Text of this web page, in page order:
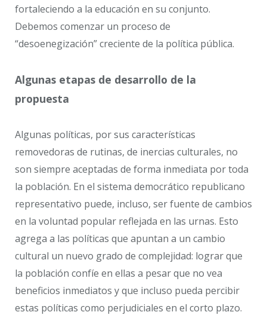
fortaleciendo a la educación en su conjunto.
Debemos comenzar un proceso de
“desoenegización” creciente de la política pública.
Algunas etapas de desarrollo de la
propuesta
Algunas políticas, por sus características
removedoras de rutinas, de inercias culturales, no
son siempre aceptadas de forma inmediata por toda
la población. En el sistema democrático republicano
representativo puede, incluso, ser fuente de cambios
en la voluntad popular reflejada en las urnas. Esto
agrega a las políticas que apuntan a un cambio
cultural un nuevo grado de complejidad: lograr que
la población confíe en ellas a pesar que no vea
beneficios inmediatos y que incluso pueda percibir
estas políticas como perjudiciales en el corto plazo.